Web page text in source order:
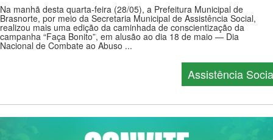
Na manhã desta quarta-feira (28/05), a Prefeitura Municipal de
Brasnorte, por meio da Secretaria Municipal de Assistência Social,
realizou mais uma edição da caminhada de conscientização da
campanha “Faça Bonito”, em alusão ao dia 18 de maio — Dia
Nacional de Combate ao Abuso ...
Assistência